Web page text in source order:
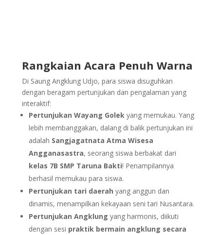
Rangkaian Acara Penuh Warna
Di Saung Angklung Udjo, para siswa disuguhkan
dengan beragam pertunjukan dan pengalaman yang
interaktif:
Pertunjukan Wayang Golekyang memukau. Yang
lebih membanggakan, dalang di balik pertunjukan ini
adalah Sangjagatnata Atma Wisesa
Angganasastra, seorang siswa berbakat dari
kelas 7B SMP Taruna Bakti! Penampilannya
berhasil memukau para siswa.
Pertunjukan tari daerah yang anggun dan
dinamis, menampilkan kekayaan seni tari Nusantara.
Pertunjukan Angklung yang harmonis, diikuti
dengan sesi praktik bermain angklung secara